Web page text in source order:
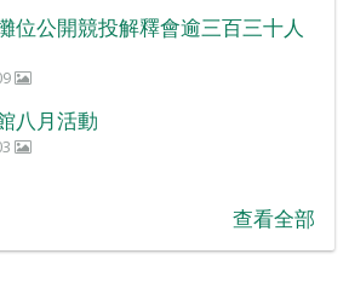
位公開競投解釋會逾三百三十人
八月活動
查看全部